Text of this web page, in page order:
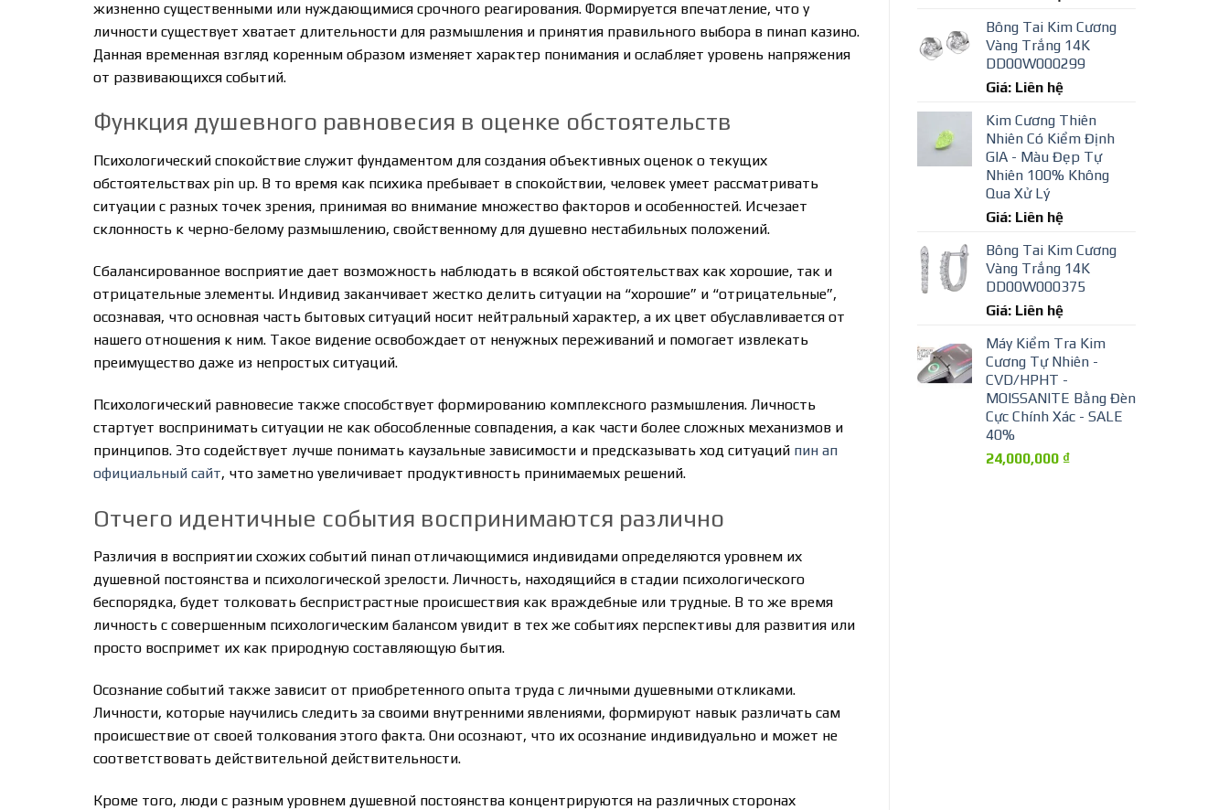
жизненно существенными или нуждающимися срочного реагирования. Формируется впечатление, что у
личности существует хватает длительности для размышления и принятия правильного выбора в пинап казино.
Данная временная взгляд коренным образом изменяет характер понимания и ослабляет уровень напряжения
от развивающихся событий.
Функция душевного равновесия в оценке обстоятельств
Психологический спокойствие служит фундаментом для создания объективных оценок о текущих
обстоятельствах pin up. В то время как психика пребывает в спокойствии, человек умеет рассматривать
ситуации с разных точек зрения, принимая во внимание множество факторов и особенностей. Исчезает
склонность к черно-белому размышлению, свойственному для душевно нестабильных положений.
Сбалансированное восприятие дает возможность наблюдать в всякой обстоятельствах как хорошие, так и
отрицательные элементы. Индивид заканчивает жестко делить ситуации на “хорошие” и “отрицательные”,
осознавая, что основная часть бытовых ситуаций носит нейтральный характер, а их цвет обуславливается от
нашего отношения к ним. Такое видение освобождает от ненужных переживаний и помогает извлекать
преимущество даже из непростых ситуаций.
Психологический равновесие также способствует формированию комплексного размышления. Личность
стартует воспринимать ситуации не как обособленные совпадения, а как части более сложных механизмов и
принципов. Это содействует лучше понимать каузальные зависимости и предсказывать ход ситуаций пин ап
официальный сайт, что заметно увеличивает продуктивность принимаемых решений.
Отчего идентичные события воспринимаются различно
Различия в восприятии схожих событий пинап отличающимися индивидами определяются уровнем их
душевной постоянства и психологической зрелости. Личность, находящийся в стадии психологического
беспорядка, будет толковать беспристрастные происшествия как враждебные или трудные. В то же время
личность с совершенным психологическим балансом увидит в тех же событиях перспективы для развития или
просто воспримет их как природную составляющую бытия.
Осознание событий также зависит от приобретенного опыта труда с личными душевными откликами.
Личности, которые научились следить за своими внутренними явлениями, формируют навык различать сам
происшествие от своей толкования этого факта. Они осознают, что их осознание индивидуально и может не
соответствовать действительной действительности.
Кроме того, люди с разным уровнем душевной постоянства концентрируются на различных сторонах
Bông Tai Kim Cương
Vàng Trắng 14K
DD00W000299
Giá: Liên hệ
Kim Cương Thiên
Nhiên Có Kiểm Định
GIA - Màu Đẹp Tự
Nhiên 100% Không
Qua Xử Lý
Giá: Liên hệ
Bông Tai Kim Cương
Vàng Trắng 14K
DD00W000375
Giá: Liên hệ
Máy Kiểm Tra Kim
Cương Tự Nhiên -
CVD/HPHT -
MOISSANITE Bằng Đèn
Cực Chính Xác - SALE
40%
24,000,000 ₫